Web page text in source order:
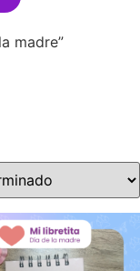
madre”